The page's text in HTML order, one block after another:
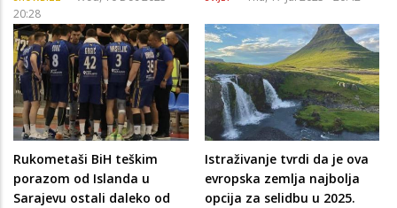
20:28
Rukometaši BiH teškim
porazom od Islanda u
Sarajevu ostali daleko od
Istraživanje tvrdi da je ova
evropska zemlja najbolja
opcija za selidbu u 2025.